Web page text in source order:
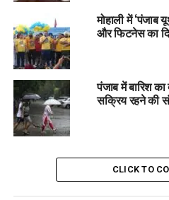
Bhogpur सीएनजी प्लांट विवाद:
बहस, समाधान अभी भी अधूरा
मोहाली में ‘पंजाब
और फिटनेस का
पंजाब में बारिश
सक्रिय रहने की
CLICK TO